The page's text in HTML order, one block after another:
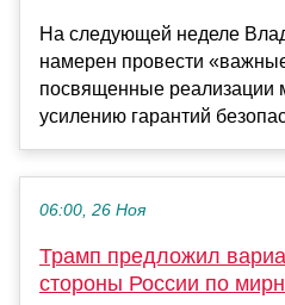
На следующей неделе
намерен провести
посвященные реализации
усилению гарантий
06:00, 26 Ноя
Трамп предложил
стороны России по